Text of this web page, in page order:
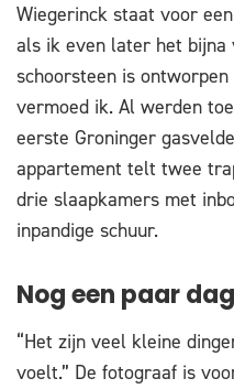
Wiegerinck staat voor
als ik even later het bijna
schoorsteen is
vermoed ik. Al werden
eerste Groninger
appartement telt twee
drie slaapkamers met
inpandige schuur.
Nog een paar
“Het zijn veel kleine
voelt.” De fotograaf is